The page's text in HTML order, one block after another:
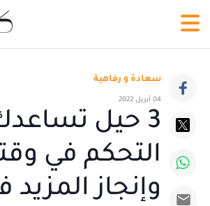
سعادة و رفاهية
04 أبريل 2022
3 حيل
التحكم في
وإنجاز